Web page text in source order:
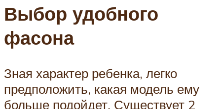
Выбор удобного
фасона
Зная характер ребенка, легко
предположить, какая модель ему
больше подойдет. Существует 2